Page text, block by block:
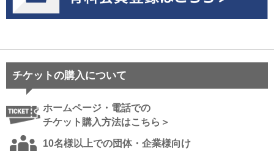
チケットの購入について
ホームページ・電話での
チケット購入方法はこちら＞
10名様以上での団体・企業様向け